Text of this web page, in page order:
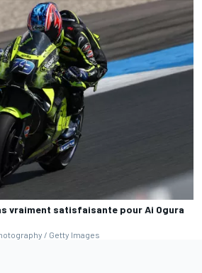
vraiment satisfaisante pour Ai Ogura
/ Getty Images